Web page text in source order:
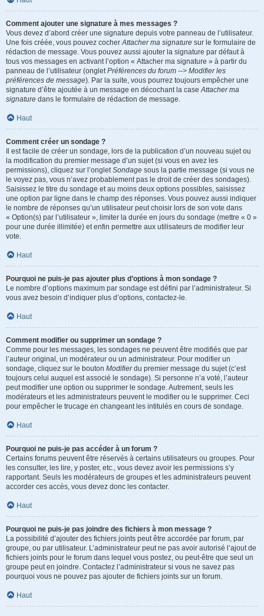
Comment ajouter une signature à mes messages ?
Vous devez d’abord créer une signature depuis votre panneau de l’utilisateur.
Une fois créée, vous pouvez cocherAttacher ma signature sur le formulaire de
rédaction de message. Vous pouvez aussi ajouter la signature par défaut à
tous vos messages en activant l’option « Attacher ma signature » à partir du
panneau de l’utilisateur (ongletPréférences du forum --> Modifier les
préférences de message). Par la suite, vous pourrez toujours empêcher une
signature d’être ajoutée à un message en décochant la caseAttacher ma
signature dans le formulaire de rédaction de message.
Haut
Comment créer un sondage ?
Il est facile de créer un sondage, lors de la publication d’un nouveau sujet ou
la modification du premier message d’un sujet (si vous en avez les
permissions), cliquez sur l’ongletSondage sous la partie message (si vous ne
le voyez pas, vous n’avez probablement pas le droit de créer des sondages).
Saisissez le titre du sondage et au moins deux options possibles, saisissez
une option par ligne dans le champ des réponses. Vous pouvez aussi indiquer
le nombre de réponses qu’un utilisateur peut choisir lors de son vote dans
« Option(s) par l’utilisateur », limiter la durée en jours du sondage (mettre « 0 »
pour une durée illimitée) et enfin permettre aux utilisateurs de modifier leur
vote.
Haut
Pourquoi ne puis-je pas ajouter plus d’options à mon sondage ?
Le nombre d’options maximum par sondage est défini par l’administrateur. Si
vous avez besoin d’indiquer plus d’options, contactez-le.
Haut
Comment modifier ou supprimer un sondage ?
Comme pour les messages, les sondages ne peuvent être modifiés que par
l’auteur original, un modérateur ou un administrateur. Pour modifier un
sondage, cliquez sur le bouton Modifierdu premier message du sujet (c’est
toujours celui auquel est associé le sondage). Si personne n’a voté, l’auteur
peut modifier une option ou supprimer le sondage. Autrement, seuls les
modérateurs et les administrateurs peuvent le modifier ou le supprimer. Ceci
pour empêcher le trucage en changeant les intitulés en cours de sondage.
Haut
Pourquoi ne puis-je pas accéder à un forum ?
Certains forums peuvent être réservés à certains utilisateurs ou groupes. Pour
les consulter, les lire, y poster, etc., vous devez avoir les permissions s’y
rapportant. Seuls les modérateurs de groupes et les administrateurs peuvent
accorder ces accès, vous devez donc les contacter.
Haut
Pourquoi ne puis-je pas joindre des fichiers à mon message ?
La possibilité d’ajouter des fichiers joints peut être accordée par forum, par
groupe, ou par utilisateur. L’administrateur peut ne pas avoir autorisé l’ajout de
fichiers joints pour le forum dans lequel vous postez, ou peut-être que seul un
groupe peut en joindre. Contactez l’administrateur si vous ne savez pas
pourquoi vous ne pouvez pas ajouter de fichiers joints sur un forum.
Haut